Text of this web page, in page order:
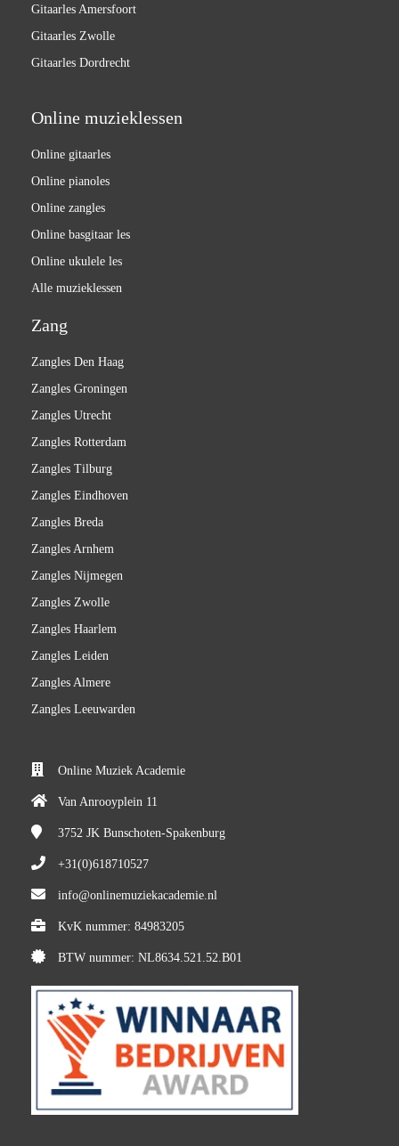
Gitaarles Amersfoort
Gitaarles Zwolle
Gitaarles Dordrecht
Online muzieklessen
Online gitaarles
Online pianoles
Online zangles
Online basgitaar les
Online ukulele les
Alle muzieklessen
Zang
Zangles Den Haag
Zangles Groningen
Zangles Utrecht
Zangles Rotterdam
Zangles Tilburg
Zangles Eindhoven
Zangles Breda
Zangles Arnhem
Zangles Nijmegen
Zangles Zwolle
Zangles Haarlem
Zangles Leiden
Zangles Almere
Zangles Leeuwarden
Online Muziek Academie
Van Anrooyplein 11
3752 JK Bunschoten-Spakenburg
+31(0)618710527
info@onlinemuziekacademie.nl
KvK nummer: 84983205
BTW nummer: NL8634.521.52.B01